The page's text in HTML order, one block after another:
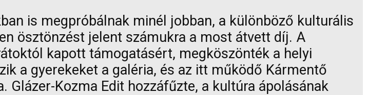
is megpróbálnak minél jobban, a különböző kulturális
ösztönzést jelent számukra a most átvett díj. A
kapott támogatásért, megköszönték a helyi
a gyerekeket a galéria, és az itt működő Kármentő
Glázer-Kozma Edit hozzáfűzte, a kultúra ápolásának